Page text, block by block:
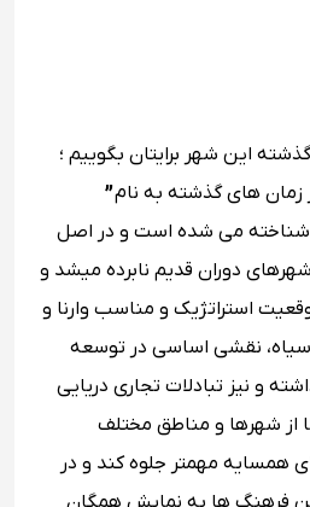
این شهر برایتان بگوییم ؛
زمان های گذشته به نام”
شناخته می شده است و در اصل
دوران قدیم نابرده میشد و
استراتژیک و مناسب وارنا و
سیاه، نقشی اساسی در توسعه
و نیز تبادلات تجاری دریایی
از شهرها و مناطق مختلف
همسایه مهمتر جلوه کند و در
این فرهنگ ها به نمایش همگان